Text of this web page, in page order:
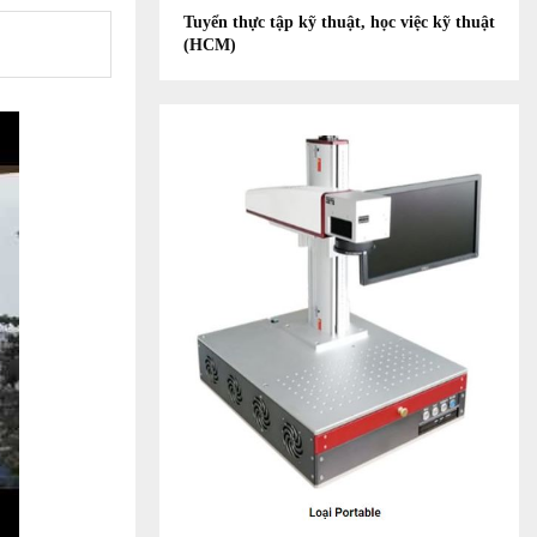
Tuyển thực tập kỹ thuật, học việc kỹ thuật
(HCM)